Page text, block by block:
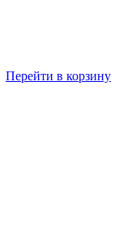
Перейти в корзину